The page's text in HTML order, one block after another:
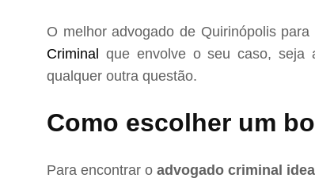
O melhor advogado de Quirinópolis
Criminal que envolve o seu caso, seja
qualquer outra questão.
Como escolher um
Para encontrar o advogado criminal